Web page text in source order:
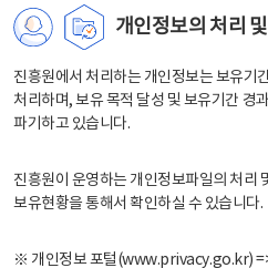
개인정보의 처리
진흥원에서 처리하는 개인정보는 보유기
처리하며, 보유 목적 달성 및 보유기간 경
파기하고 있습니다.
진흥원이 운영하는 개인정보파일의 처리
보유현황을 통해서 확인하실 수 있습니다.
※ 개인정보 포털(www.privacy.go.kr)